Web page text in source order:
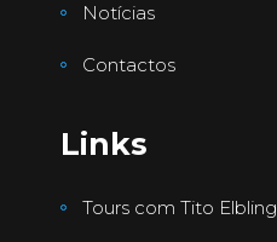
Notícias
Contactos
Links
Tours com Tito Elbling